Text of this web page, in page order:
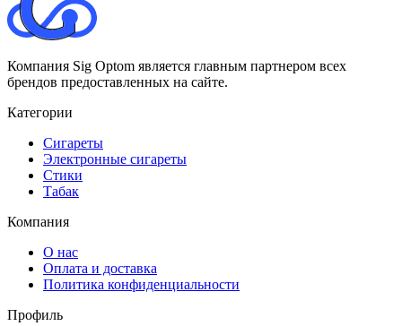
Компания Sig Optom является главным партнером всех
брендов предоставленных на сайте.
Категории
Сигареты
Электронные сигареты
Стики
Табак
Компания
О нас
Оплата и доставка
Политика конфиденциальности
Профиль